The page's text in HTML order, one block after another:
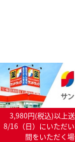
3,980円(税込)以上
8/16（日）にいただ
間をいただく